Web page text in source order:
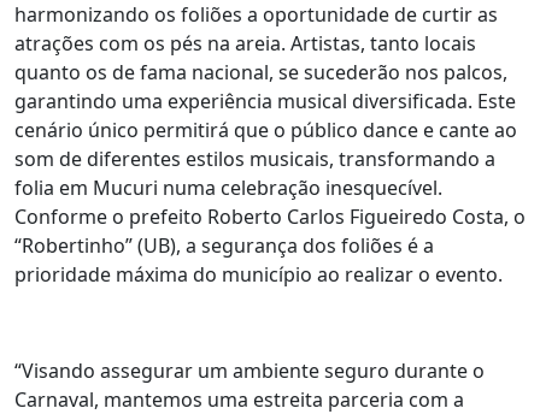
harmonizando os foliões a oportunidade de curtir as
atrações com os pés na areia. Artistas, tanto locais
quanto os de fama nacional, se sucederão nos palcos,
garantindo uma experiência musical diversificada. Este
cenário único permitirá que o público dance e cante ao
som de diferentes estilos musicais, transformando a
folia em Mucuri numa celebração inesquecível.
Conforme o prefeito Roberto Carlos Figueiredo Costa, o
“Robertinho” (UB), a segurança dos foliões é a
prioridade máxima do município ao realizar o evento.
“Visando assegurar um ambiente seguro durante o
Carnaval, mantemos uma estreita parceria com a